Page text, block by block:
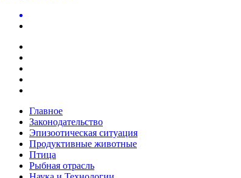
Главное
Законодательство
Эпизоотическая ситуация
Продуктивные животные
Птица
Рыбная отрасль